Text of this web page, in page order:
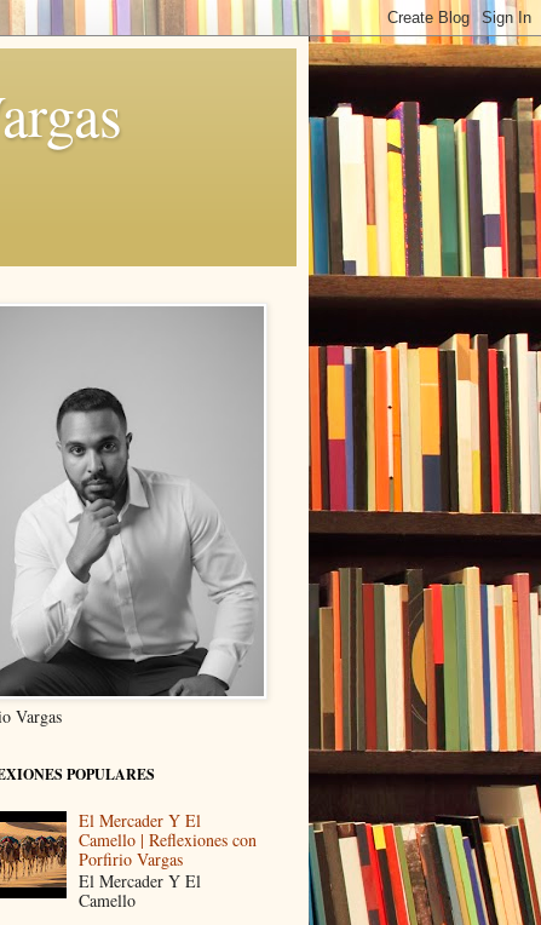
Vargas
POPULARES
El Mercader Y El
Camello | Reflexiones con
Porfirio Vargas
El Mercader Y El
Camello